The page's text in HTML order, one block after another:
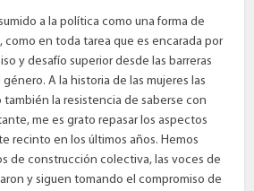
a la política como una forma de
como en toda tarea que es encarada por
y desafío superior desde las barreras
A la historia de las mujeres las
también la resistencia de saberse con
me es grato repasar los aspectos
recinto en los últimos años. Hemos
de construcción colectiva, las voces de
y siguen tomando el compromiso de